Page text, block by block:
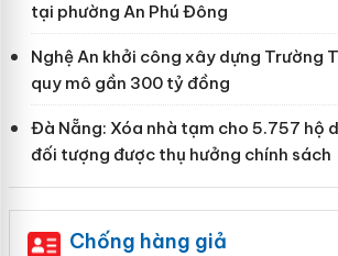
tại phường An Phú Đông
Nghệ An khởi công xây dựng Trường
quy mô gần 300 tỷ đồng
Đà Nẵng: Xóa nhà tạm cho 5.757 hộ
đối tượng được thụ hưởng chính sách
Chống hàng giả